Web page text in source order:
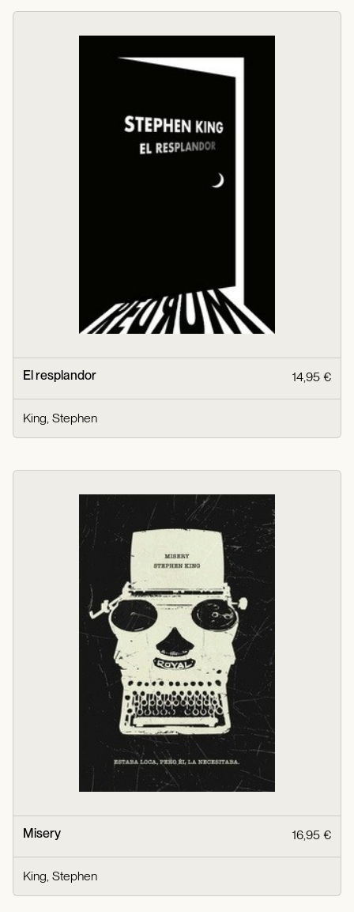
El resplandor 14,95 €
King, Stephen
Misery 16,95 €
King, Stephen